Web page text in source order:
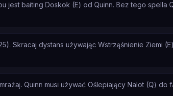
jest baiting Doskok (E) od Quinn. Bez tego spella
Skracaj dystans używając Wstrząśnienie Ziemi
Quinn musi używać Oślepiający Nalot (Q) do